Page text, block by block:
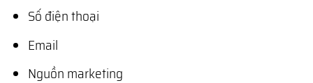
Số điện thoại
Email
Nguồn marketing